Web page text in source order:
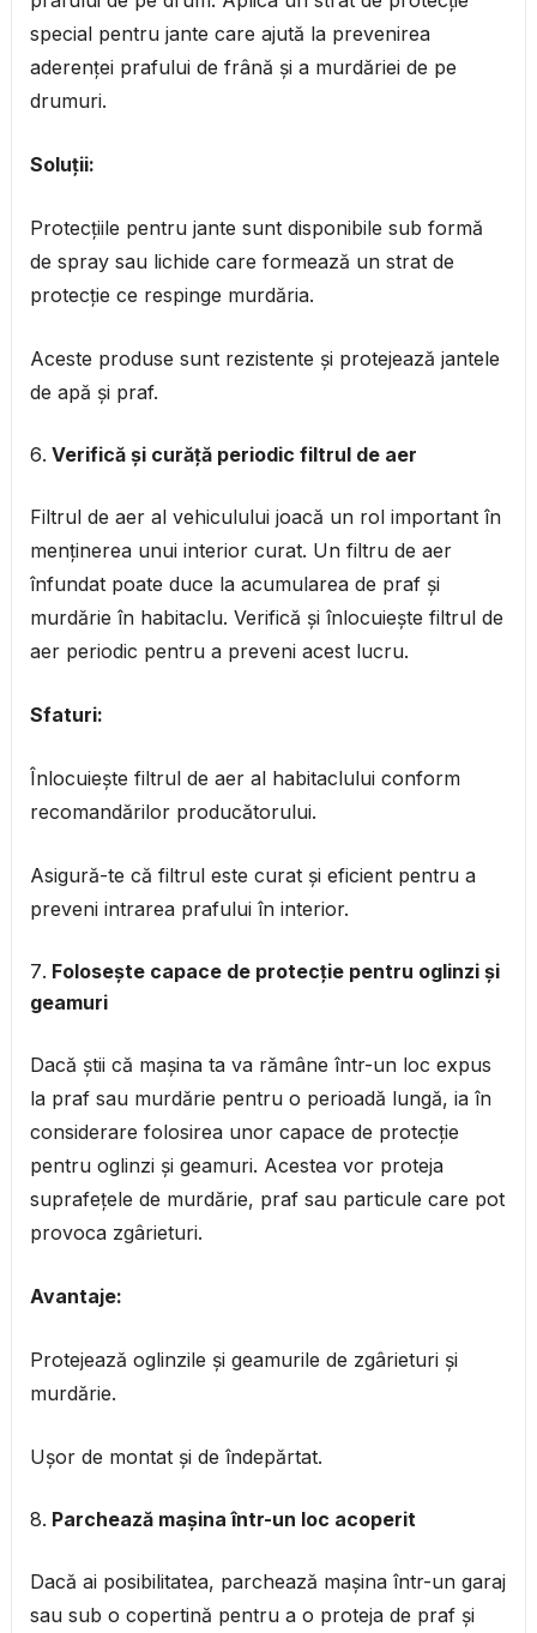
special pentru jante care ajută la prevenirea
aderenței prafului de frână și a murdăriei de pe
drumuri.
Soluții:
Protecțiile pentru jante sunt disponibile sub formă
de spray sau lichide care formează un strat de
protecție ce respinge murdăria.
Aceste produse sunt rezistente și protejează jantele
de apă și praf.
Verifică și curăță periodic filtrul de aer
Filtrul de aer al vehiculului joacă un rol important în
menținerea unui interior curat. Un filtru de aer
înfundat poate duce la acumularea de praf și
murdărie în habitaclu. Verifică și înlocuiește filtrul de
aer periodic pentru a preveni acest lucru.
Sfaturi:
Înlocuiește filtrul de aer al habitaclului conform
recomandărilor producătorului.
Asigură-te că filtrul este curat și eficient pentru a
preveni intrarea prafului în interior.
Folosește capace de protecție pentru oglinzi și
geamuri
Dacă știi că mașina ta va rămâne într-un loc expus
la praf sau murdărie pentru o perioadă lungă, ia în
considerare folosirea unor capace de protecție
pentru oglinzi și geamuri. Acestea vor proteja
suprafețele de murdărie, praf sau particule care pot
provoca zgârieturi.
Avantaje:
Protejează oglinzile și geamurile de zgârieturi și
murdărie.
Ușor de montat și de îndepărtat.
Parchează mașina într-un loc acoperit
Dacă ai posibilitatea, parchează mașina într-un garaj
sau sub o copertină pentru a o proteja de praf și